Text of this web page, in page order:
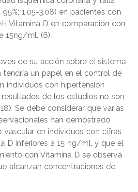
1,05-3,08) en pacientes con
Vitamina D en comparación con
15ng/ml. (6)
de su acción sobre el sistema
tendría un papel en el control de
individuos con hipertensión
resultados de los estudios no son
Se debe considerar que varias
han demostrado
vascular en individuos con cifras
D inferiores a 15 ng/ml, y que el
con Vitamina D se observa
alcanzan concentraciones de